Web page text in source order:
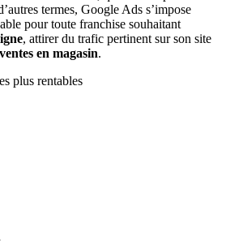
termes, Google Ads s’impose
pour toute franchise souhaitant
, attirer du trafic pertinent sur son site
ventes en magasin.
plus rentables